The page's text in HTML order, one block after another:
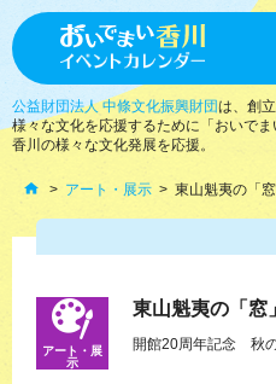
公益財団法人 中條文化振興財団は、創
様々な文化を応援するために「おいでま
香川の様々な文化発展を応援。
アート・展示 東山魁夷の「窓
アート・展
示
東山魁夷の「窓」
開館20周年記念 秋